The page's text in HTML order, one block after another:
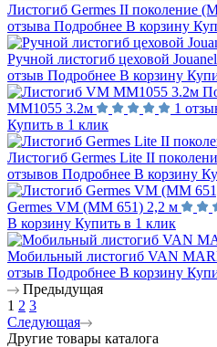
Листогиб Germes II поколение
отзыва Подробнее В корзину
Ручной листогиб цеховой
отзыв Подробнее В корзину
MM1055 3.2м
1
Купить в 1 клик
Листогиб Germes Lite II
отзывов Подробнее В корзину
Germes VM (MM 651) 2,2 м
В корзину Купить в 1 клик
Мобильный листогиб VAN
отзыв Подробнее В корзину
Предыдущая
1 2 3
Следующая
Другие товары каталога